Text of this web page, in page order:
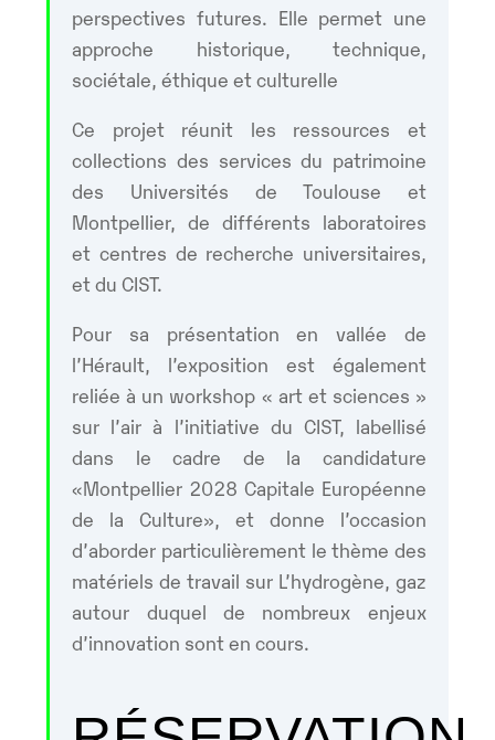
perspectives futures. Elle permet une
approche historique, technique,
sociétale, éthique et culturelle
Ce projet réunit les ressources et
collections des services du patrimoine
des Universités de Toulouse et
Montpellier, de différents laboratoires
et centres de recherche universitaires,
et du CIST.
Pour sa présentation en vallée de
l’Hérault, l’exposition est également
reliée à un workshop « art et sciences »
sur l’air à l’initiative du CIST, labellisé
dans le cadre de la candidature
«Montpellier 2028 Capitale Européenne
de la Culture», et donne l’occasion
d’aborder particulièrement le thème des
matériels de travail sur L’hydrogène, gaz
autour duquel de nombreux enjeux
d’innovation sont en cours.